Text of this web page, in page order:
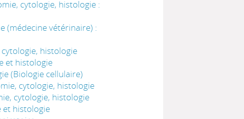
cytologie, histologie :
(médecine vétérinaire) :
histologie
et histologie
(Biologie cellulaire)
cytologie, histologie
cytologie, histologie
et histologie